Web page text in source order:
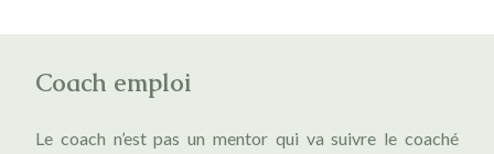
Coach emploi
Le coach n’est pas un mentor qui va suivre le coaché